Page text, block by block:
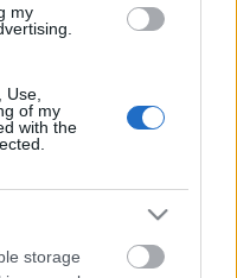
my
of my
with the
storage